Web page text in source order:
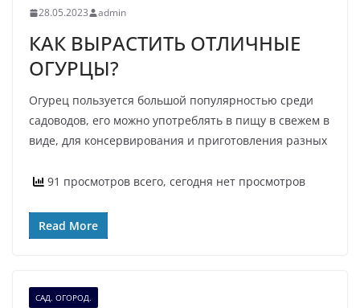
28.05.2023 admin
КАК ВЫРАСТИТЬ ОТЛИЧНЫЕ
ОГУРЦЫ?
Огурец пользуется большой популярностью среди
садоводов, его можно употреблять в пищу в свежем в
виде, для консервирования и приготовления разных
91 просмотров всего, сегодня нет просмотров
Read More
САД. ОГОРОД.